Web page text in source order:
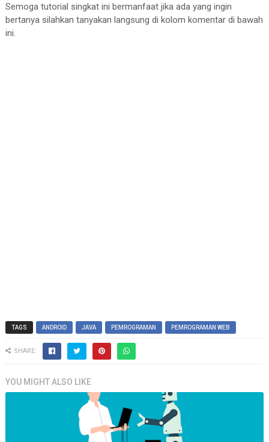
Semoga tutorial singkat ini bermanfaat jika ada yang ingin
bertanya silahkan tanyakan langsung di kolom komentar di bawah
ini.
TAGS ANDROID JAVA PEMROGRAMAN PEMROGRAMAN WEB
SHARE:
YOU MIGHT ALSO LIKE